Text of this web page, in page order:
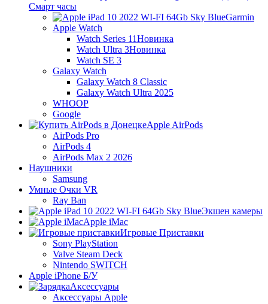
Смарт часы
Garmin
Apple Watch
Watch Series 11Новинка
Watch Ultra 3Новинка
Watch SE 3
Galaxy Watch
Galaxy Watch 8 Classic
Galaxy Watch Ultra 2025
WHOOP
Google
Apple AirPods
AirPods Pro
AirPods 4
AirPods Max 2 2026
Наушники
Samsung
Умные Очки VR
Ray Ban
Экшен камеры
Apple iMac
Игровые Приставки
Sony PlayStation
Valve Steam Deck
Nintendo SWITCH
Apple iPhone Б/У
Аксессуары
Аксессуары Apple